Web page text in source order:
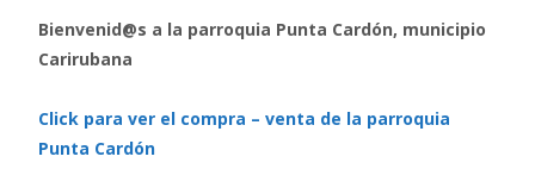
Bienvenid@s a la parroquia Punta Cardón, municipio
Carirubana
Click para ver el compra – venta de la parroquia
Punta Cardón